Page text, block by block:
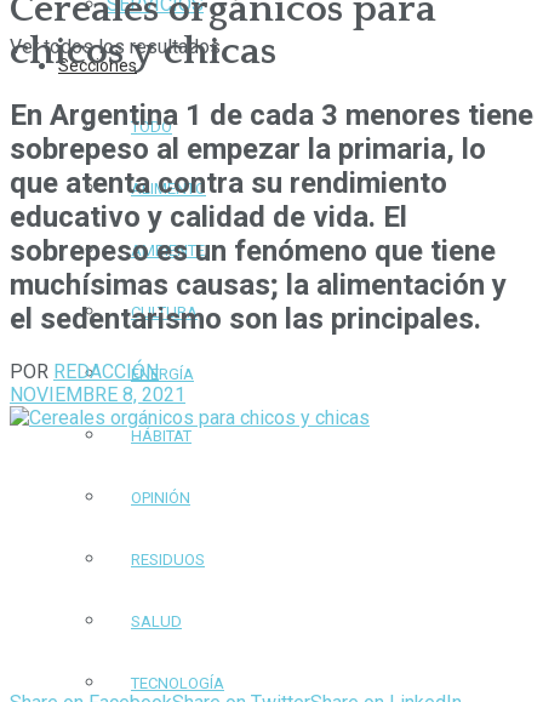
Secciones
TODO
ALIMENTO
AMBIENTE
CULTURA
ENERGÍA
HÁBITAT
OPINIÓN
RESIDUOS
SALUD
TECNOLOGÍA
Ver todos los resultados
Cereales orgánicos para
chicos y chicas
En Argentina 1 de cada 3 menores tiene
sobrepeso al empezar la primaria, lo
que atenta contra su rendimiento
educativo y calidad de vida. El
sobrepeso es un fenómeno que tiene
muchísimas causas; la alimentación y
el sedentarismo son las principales.
POR REDACCIÓN
NOVIEMBRE 8, 2021